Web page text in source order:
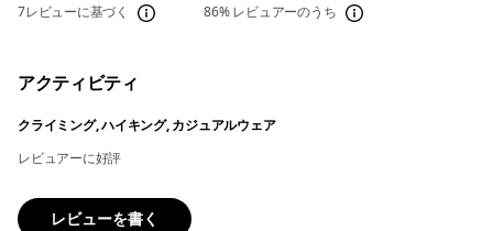
7レビューに基づく 86%レビュアーのうち
アクティビティ
クライミング, ハイキング, カジュアルウェア
レビュアーに好評
レビューを書く